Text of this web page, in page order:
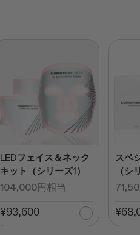
LEDフェイス＆ネック
キット（シリーズ1）
104,000円相当
¥93,600
スペ
（シ